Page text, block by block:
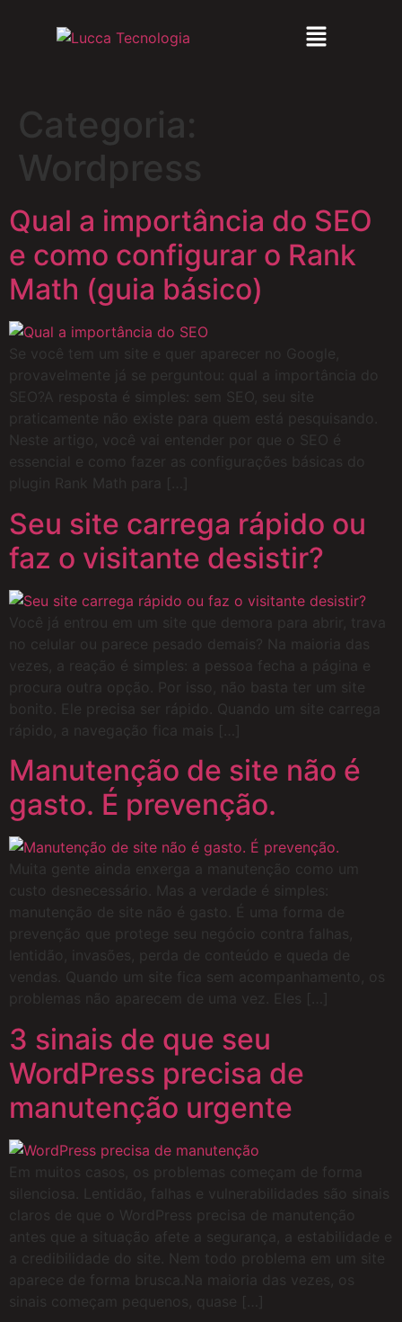
Categoria:
Wordpress
Qual a importância do SEO
e como configurar o Rank
Math (guia básico)
Se você tem um site e quer aparecer no Google,
provavelmente já se perguntou: qual a importância do
SEO?A resposta é simples: sem SEO, seu site
praticamente não existe para quem está pesquisando.
Neste artigo, você vai entender por que o SEO é
essencial e como fazer as configurações básicas do
plugin Rank Math para […]
Seu site carrega rápido ou
faz o visitante desistir?
Você já entrou em um site que demora para abrir, trava
no celular ou parece pesado demais? Na maioria das
vezes, a reação é simples: a pessoa fecha a página e
procura outra opção. Por isso, não basta ter um site
bonito. Ele precisa ser rápido. Quando um site carrega
rápido, a navegação fica mais […]
Manutenção de site não é
gasto. É prevenção.
Muita gente ainda enxerga a manutenção como um
custo desnecessário. Mas a verdade é simples:
manutenção de site não é gasto. É uma forma de
prevenção que protege seu negócio contra falhas,
lentidão, invasões, perda de conteúdo e queda de
vendas. Quando um site fica sem acompanhamento, os
problemas não aparecem de uma vez. Eles […]
3 sinais de que seu
WordPress precisa de
manutenção urgente
Em muitos casos, os problemas começam de forma
silenciosa. Lentidão, falhas e vulnerabilidades são sinais
claros de que o WordPress precisa de manutenção
antes que a situação afete a segurança, a estabilidade e
a credibilidade do site. Nem todo problema em um site
aparece de forma brusca.Na maioria das vezes, os
sinais começam pequenos, quase […]